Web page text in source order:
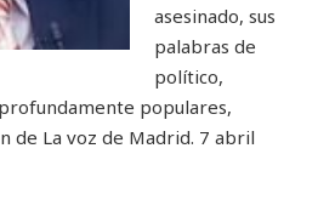
asesinado, sus
palabras de
político,
populares,
de La voz de Madrid. 7 abril